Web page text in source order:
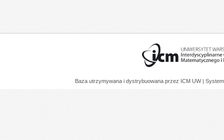
Baza utrzymywana i dystrybuowana przez ICM UW |